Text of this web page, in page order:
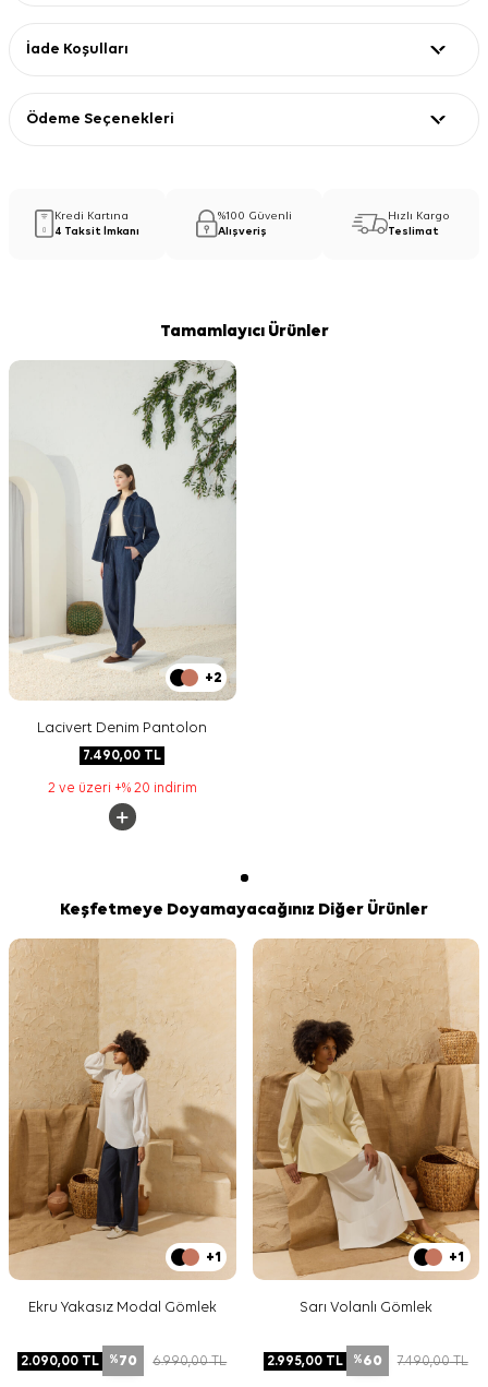
İade Koşulları
Ödeme Seçenekleri
Kredi Kartına
4 Taksit İmkanı
%100 Güvenli
Alışveriş
Hızlı Kargo
Teslimat
Tamamlayıcı Ürünler
+2
Lacivert Denim Pantolon
7.490,00 TL
2 ve üzeri +% 20 indirim
Keşfetmeye Doyamayacağınız Diğer Ürünler
+1
Ekru Yakasız Modal Gömlek
2.090,00 TL %70 6.990,00TL
+1
Sarı Volanlı Gömlek
2.995,00TL %60 7.490,00TL